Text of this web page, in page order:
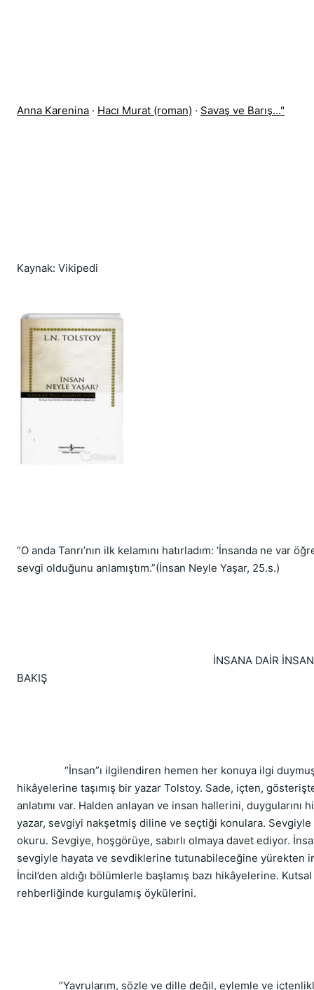
Anna Karenina · ‎ Hacı Murat (roman) · ‎ Savaş ve Barış..."
Kaynak: Vikipedi
“O anda Tanrı’nın ilk kelamını hatırladım: ‘İnsanda ne var
sevgi olduğunu anlamıştım.”(İnsan Neyle Yaşar, 25.s.)
İNSANA DAİR İNSANCA
BAKIŞ
“İnsan”ı ilgilendiren hemen her konuya ilgi
hikâyelerine taşımış bir yazar Tolstoy. Sade, içten,
anlatımı var. Halden anlayan ve insan hallerini, duygularını
yazar, sevgiyi nakşetmiş diline ve seçtiği konulara. Sevgiyle
okuru. Sevgiye, hoşgörüye, sabırlı olmaya davet ediyor.
sevgiyle hayata ve sevdiklerine tutunabileceğine yürekten
İncil’den aldığı bölümlerle başlamış bazı hikâyelerine. Kutsal
rehberliğinde kurgulamış öykülerini.
“Yavrularım, sözle ve dille değil, eylemle ve